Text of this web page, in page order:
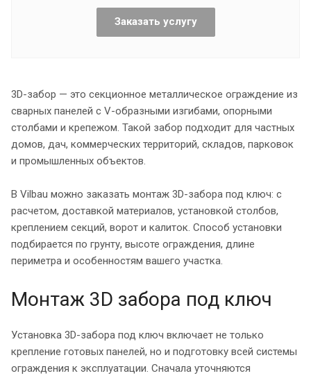
Заказать услугу
3D-забор — это секционное металлическое ограждение из
сварных панелей с V-образными изгибами, опорными
столбами и крепежом. Такой забор подходит для частных
домов, дач, коммерческих территорий, складов, парковок
и промышленных объектов.
В Vilbau можно заказать монтаж 3D-забора под ключ: с
расчетом, доставкой материалов, установкой столбов,
креплением секций, ворот и калиток. Способ установки
подбирается по грунту, высоте ограждения, длине
периметра и особенностям вашего участка.
Монтаж 3D забора под ключ
Установка 3D-забора под ключ включает не только
крепление готовых панелей, но и подготовку всей системы
ограждения к эксплуатации. Сначала уточняются